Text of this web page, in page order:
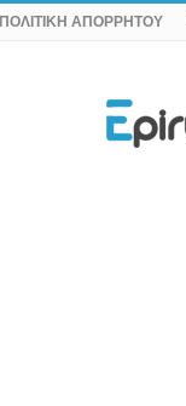
ΠΟΛΙΤΙΚΗ ΑΠΟΡΡΗΤΟΥ